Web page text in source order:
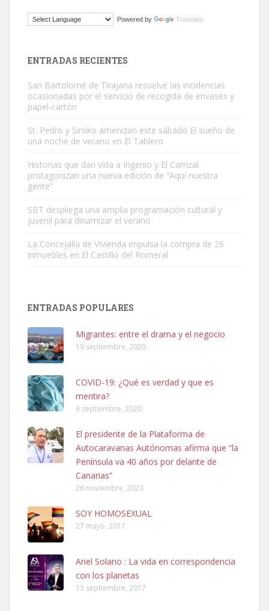
El ayuntamiento se va a llevar a Los Gatos callejeros de la zona los
Este gato macho ha aparecido en la calle hace menos de un mes,
es muy manso y extremadamente cari...
Leales.org » Gran Canaria
Leales.org » Gran Canaria
SHIBA PERDIDO AVDA JOSE MESA Y LOPEZ
PERRO MACHO RAZA SHIBA CON MICROCHIP PERDIDO HOY
06/07/2025 ZONA MESA Y LOPEZ. ES MUY ASUSTADIZO
Leales.org » Gran Canaria
6.7.2025
Ninfa perdida
El día 5 se los perdió una ninfa papillera, asustada tiene miedo a la
calle, se perdió por la zon...
Powered by Translate
ENTRADAS RECIENTES
San Bartolomé de Tirajana resuelve las incidencias
ocasionadas por el servicio de recogida de envases y
papel-cartón
St. Pedro y Siroko amenizan este sábado El sueño de
una noche de verano en El Tablero
Historias que dan vida a Ingenio y El Carrizal
protagonizan una nueva edición de “Aquí nuestra
gente”
SBT despliega una amplia programación cultural y
juvenil para dinamizar el verano
La Concejalía de Vivienda impulsa la compra de 26
inmuebles en El Castillo del Romeral
ENTRADAS POPULARES
Migrantes: entre el drama y el negocio
19 septiembre, 2020
COVID-19: ¿Qué es verdad y que es
mentira?
6 septiembre, 2020
El presidente de la Plataforma de
Autocaravanas Autónomas afirma que “la
Península va 40 años por delante de
Canarias”
26 noviembre, 2023
SOY HOMOSEXUAL
27 mayo, 2017
Ariel Solano : La vida en correspondencia
con los planetas
13 septiembre, 2017